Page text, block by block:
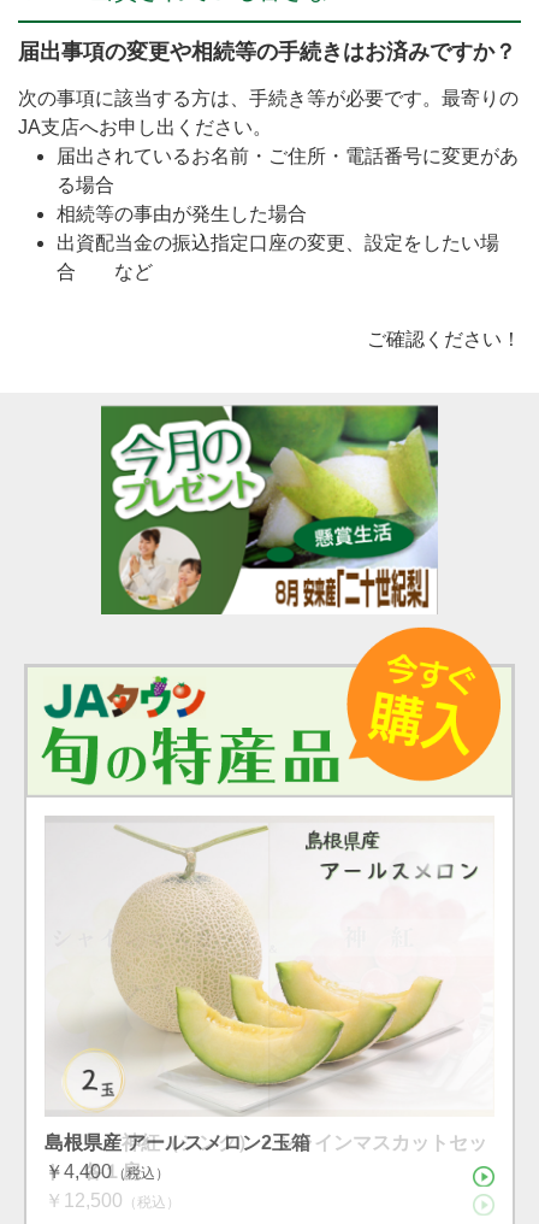
届出事項の変更や相続等の手続きはお済みですか？
次の事項に該当する方は、手続き等が必要です。最寄りの
JA支店へお申し出ください。
届出されているお名前・ご住所・電話番号に変更があ
る場合
相続等の事由が発生した場合
出資配当金の振込指定口座の変更、設定をしたい場
合 など
ご確認ください！
島根県産 シャインマスカット １房（600g）（7月下
旬〜8月上旬）
（税込）
島根県産神紅（シンク）・シャインマスカットセッ
ト 各１房
（税込）
島根県産 アールスメロン2玉箱
￥4,400（税込）